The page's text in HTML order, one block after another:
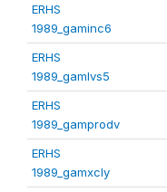
ERHS
1989_gaminc6
ERHS
1989_gamlvs5
ERHS
1989_gamprodv
ERHS
1989_gamxcly